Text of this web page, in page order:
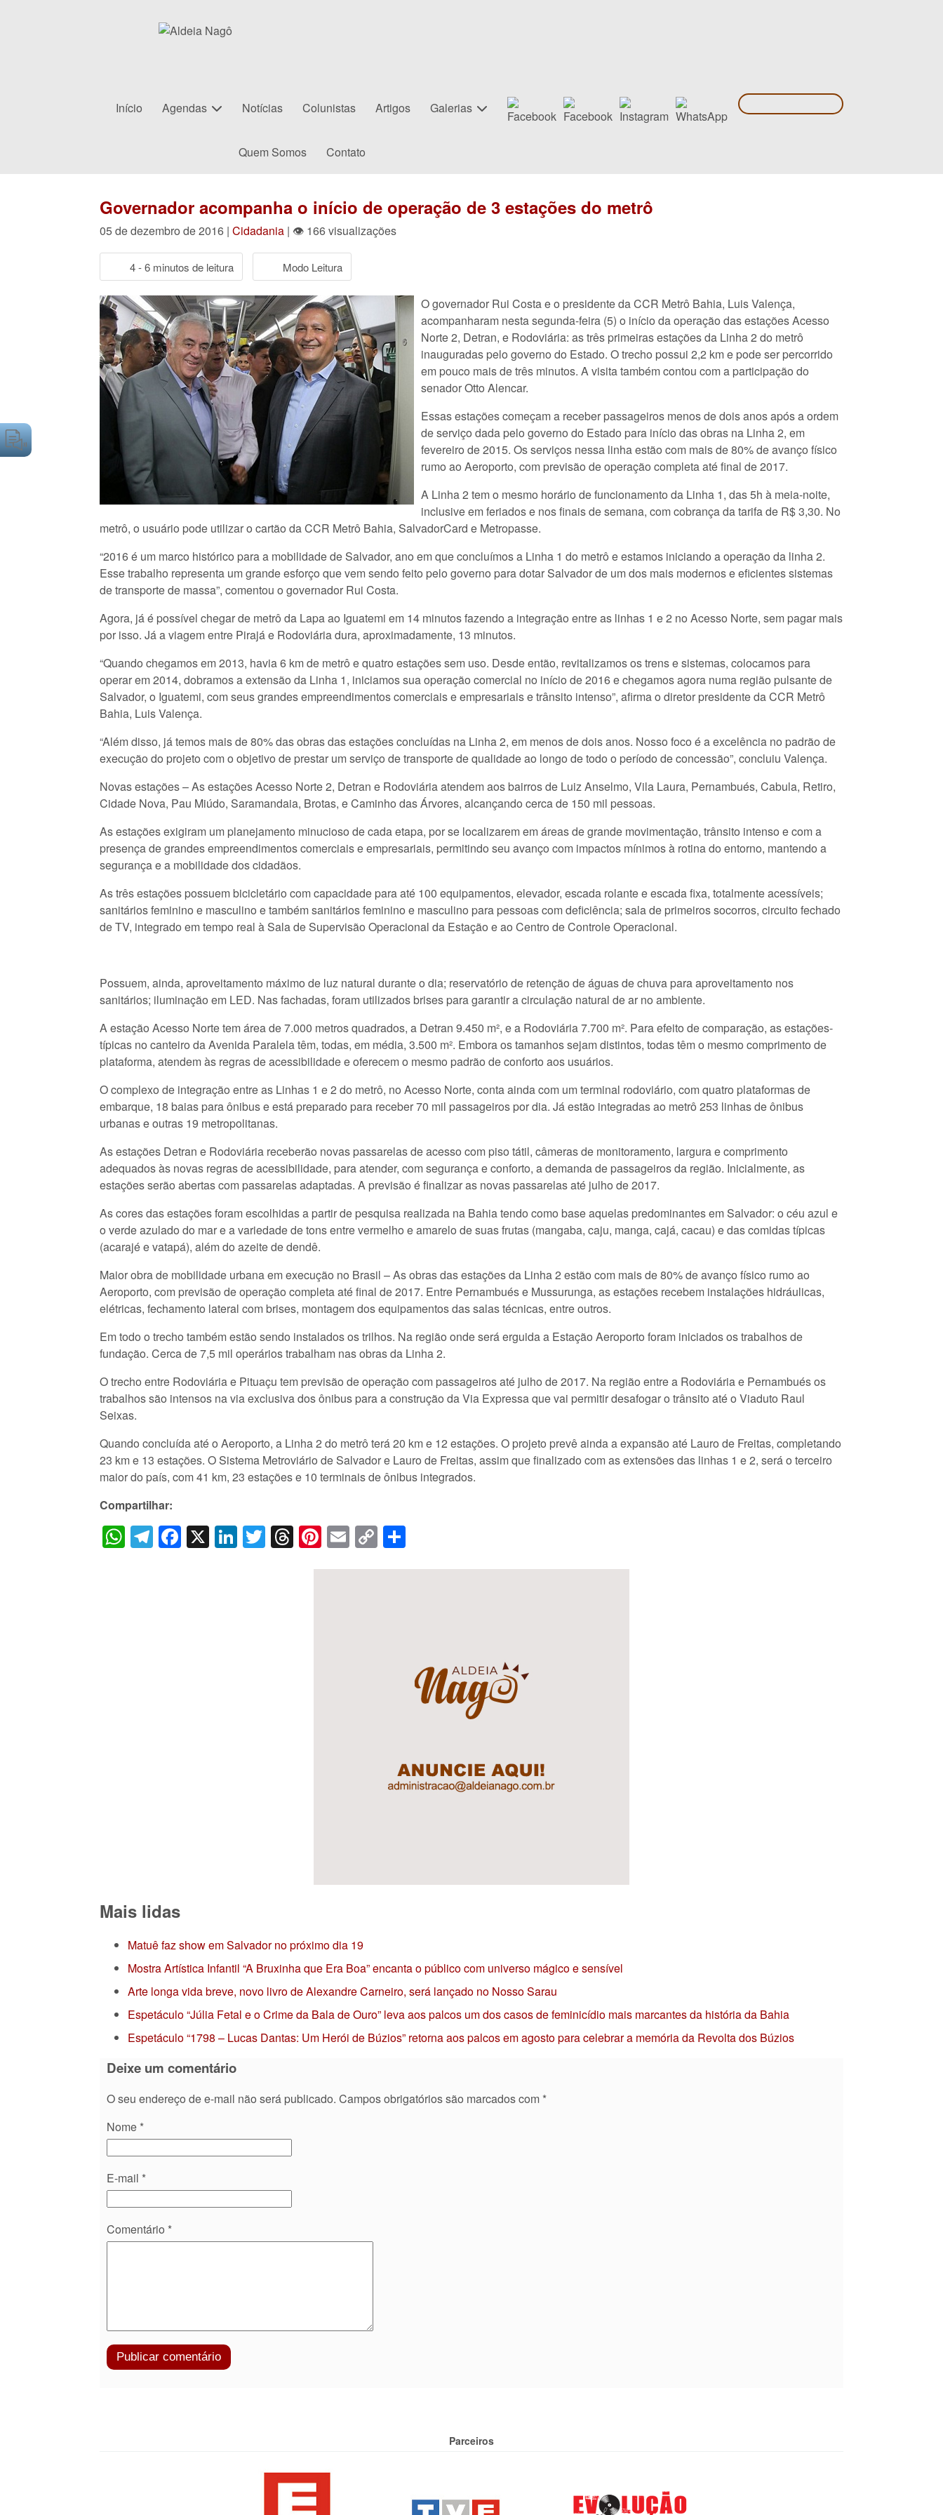
Início Agendas Notícias Colunistas Artigos Galerias
Quem Somos Contato
Governador acompanha o início de operação de 3 estações do metrô
05 de dezembro de 2016 | Cidadania | 👁 166 visualizações
4 - 6 minutos de leitura Modo Leitura
O governador Rui Costa e o presidente da CCR Metrô Bahia, Luis Valença,
acompanharam nesta segunda-feira (5) o início da operação das estações Acesso
Norte 2, Detran, e Rodoviária: as três primeiras estações da Linha 2 do metrô
inauguradas pelo governo do Estado. O trecho possui 2,2 km e pode ser percorrido
em pouco mais de três minutos. A visita também contou com a participação do
senador Otto Alencar.
Essas estações começam a receber passageiros menos de dois anos após a ordem
de serviço dada pelo governo do Estado para início das obras na Linha 2, em
fevereiro de 2015. Os serviços nessa linha estão com mais de 80% de avanço físico
rumo ao Aeroporto, com previsão de operação completa até final de 2017.
A Linha 2 tem o mesmo horário de funcionamento da Linha 1, das 5h à meia-noite,
inclusive em feriados e nos finais de semana, com cobrança da tarifa de R$ 3,30. No
metrô, o usuário pode utilizar o cartão da CCR Metrô Bahia, SalvadorCard e Metropasse.
“2016 é um marco histórico para a mobilidade de Salvador, ano em que concluímos a Linha 1 do metrô e estamos iniciando a operação da linha 2.
Esse trabalho representa um grande esforço que vem sendo feito pelo governo para dotar Salvador de um dos mais modernos e eficientes sistemas
de transporte de massa”, comentou o governador Rui Costa.
Agora, já é possível chegar de metrô da Lapa ao Iguatemi em 14 minutos fazendo a integração entre as linhas 1 e 2 no Acesso Norte, sem pagar mais
por isso. Já a viagem entre Pirajá e Rodoviária dura, aproximadamente, 13 minutos.
“Quando chegamos em 2013, havia 6 km de metrô e quatro estações sem uso. Desde então, revitalizamos os trens e sistemas, colocamos para
operar em 2014, dobramos a extensão da Linha 1, iniciamos sua operação comercial no início de 2016 e chegamos agora numa região pulsante de
Salvador, o Iguatemi, com seus grandes empreendimentos comerciais e empresariais e trânsito intenso”, afirma o diretor presidente da CCR Metrô
Bahia, Luis Valença.
“Além disso, já temos mais de 80% das obras das estações concluídas na Linha 2, em menos de dois anos. Nosso foco é a excelência no padrão de
execução do projeto com o objetivo de prestar um serviço de transporte de qualidade ao longo de todo o período de concessão”, concluiu Valença.
Novas estações – As estações Acesso Norte 2, Detran e Rodoviária atendem aos bairros de Luiz Anselmo, Vila Laura, Pernambués, Cabula, Retiro,
Cidade Nova, Pau Miúdo, Saramandaia, Brotas, e Caminho das Árvores, alcançando cerca de 150 mil pessoas.
As estações exigiram um planejamento minucioso de cada etapa, por se localizarem em áreas de grande movimentação, trânsito intenso e com a
presença de grandes empreendimentos comerciais e empresariais, permitindo seu avanço com impactos mínimos à rotina do entorno, mantendo a
segurança e a mobilidade dos cidadãos.
As três estações possuem bicicletário com capacidade para até 100 equipamentos, elevador, escada rolante e escada fixa, totalmente acessíveis;
sanitários feminino e masculino e também sanitários feminino e masculino para pessoas com deficiência; sala de primeiros socorros, circuito fechado
de TV, integrado em tempo real à Sala de Supervisão Operacional da Estação e ao Centro de Controle Operacional.
Possuem, ainda, aproveitamento máximo de luz natural durante o dia; reservatório de retenção de águas de chuva para aproveitamento nos
sanitários; iluminação em LED. Nas fachadas, foram utilizados brises para garantir a circulação natural de ar no ambiente.
A estação Acesso Norte tem área de 7.000 metros quadrados, a Detran 9.450 m², e a Rodoviária 7.700 m². Para efeito de comparação, as estações-
típicas no canteiro da Avenida Paralela têm, todas, em média, 3.500 m². Embora os tamanhos sejam distintos, todas têm o mesmo comprimento de
plataforma, atendem às regras de acessibilidade e oferecem o mesmo padrão de conforto aos usuários.
O complexo de integração entre as Linhas 1 e 2 do metrô, no Acesso Norte, conta ainda com um terminal rodoviário, com quatro plataformas de
embarque, 18 baias para ônibus e está preparado para receber 70 mil passageiros por dia. Já estão integradas ao metrô 253 linhas de ônibus
urbanas e outras 19 metropolitanas.
As estações Detran e Rodoviária receberão novas passarelas de acesso com piso tátil, câmeras de monitoramento, largura e comprimento
adequados às novas regras de acessibilidade, para atender, com segurança e conforto, a demanda de passageiros da região. Inicialmente, as
estações serão abertas com passarelas adaptadas. A previsão é finalizar as novas passarelas até julho de 2017.
As cores das estações foram escolhidas a partir de pesquisa realizada na Bahia tendo como base aquelas predominantes em Salvador: o céu azul e
o verde azulado do mar e a variedade de tons entre vermelho e amarelo de suas frutas (mangaba, caju, manga, cajá, cacau) e das comidas típicas
(acarajé e vatapá), além do azeite de dendê.
Maior obra de mobilidade urbana em execução no Brasil – As obras das estações da Linha 2 estão com mais de 80% de avanço físico rumo ao
Aeroporto, com previsão de operação completa até final de 2017. Entre Pernambués e Mussurunga, as estações recebem instalações hidráulicas,
elétricas, fechamento lateral com brises, montagem dos equipamentos das salas técnicas, entre outros.
Em todo o trecho também estão sendo instalados os trilhos. Na região onde será erguida a Estação Aeroporto foram iniciados os trabalhos de
fundação. Cerca de 7,5 mil operários trabalham nas obras da Linha 2.
O trecho entre Rodoviária e Pituaçu tem previsão de operação com passageiros até julho de 2017. Na região entre a Rodoviária e Pernambués os
trabalhos são intensos na via exclusiva dos ônibus para a construção da Via Expressa que vai permitir desafogar o trânsito até o Viaduto Raul
Seixas.
Quando concluída até o Aeroporto, a Linha 2 do metrô terá 20 km e 12 estações. O projeto prevê ainda a expansão até Lauro de Freitas, completando
23 km e 13 estações. O Sistema Metroviário de Salvador e Lauro de Freitas, assim que finalizado com as extensões das linhas 1 e 2, será o terceiro
maior do país, com 41 km, 23 estações e 10 terminais de ônibus integrados.
Compartilhar:
WhatsApp
Telegram
Facebook
X LinkedIn
Twitter
Threads
Pinterest
Email
Copy
Link
Mais lidas
Matuê faz show em Salvador no próximo dia 19
Mostra Artística Infantil “A Bruxinha que Era Boa” encanta o público com universo mágico e sensível
Arte longa vida breve, novo livro de Alexandre Carneiro, será lançado no Nosso Sarau
Espetáculo “Júlia Fetal e o Crime da Bala de Ouro” leva aos palcos um dos casos de feminicídio mais marcantes da história da Bahia
Espetáculo “1798 – Lucas Dantas: Um Herói de Búzios” retorna aos palcos em agosto para celebrar a memória da Revolta dos Búzios
Deixe um comentário
O seu endereço de e-mail não será publicado. Campos obrigatórios são marcados com *
Nome *
E-mail *
Comentário *
Parceiros